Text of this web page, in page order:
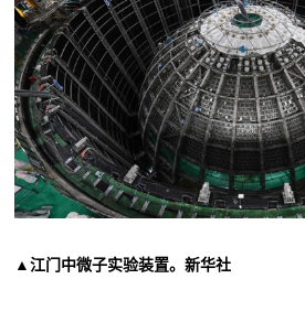
▲江门中微子实验装置。新华社